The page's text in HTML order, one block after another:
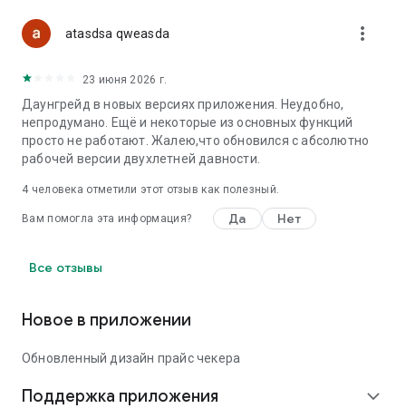
atasdsa qweasda more_vert
23 июня 2026 г.
Даунгрейд в новых версиях приложения. Неудобно,
непродумано. Ещё и некоторые из основных функций
просто не работают. Жалею,что обновился с абсолютно
рабочей версии двухлетней давности.
4 человека отметили этот отзыв как полезный.
Вам помогла эта информация? Да Нет
Все отзывы
Новое в приложении
Обновленный дизайн прайс чекера
Поддержка приложения expand_more